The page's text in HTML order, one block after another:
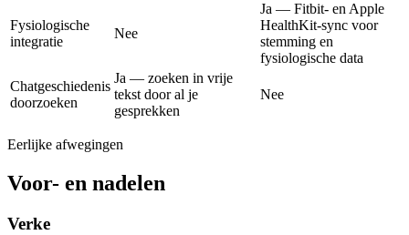
Fysiologische
integratie
Nee
Ja — Fitbit- en Apple
HealthKit-sync voor
stemming en
fysiologische data
Chatgeschiedenis
doorzoeken
Ja — zoeken in vrije
tekst door al je
gesprekken
Nee
Eerlijke afwegingen
Voor- en nadelen
Verke